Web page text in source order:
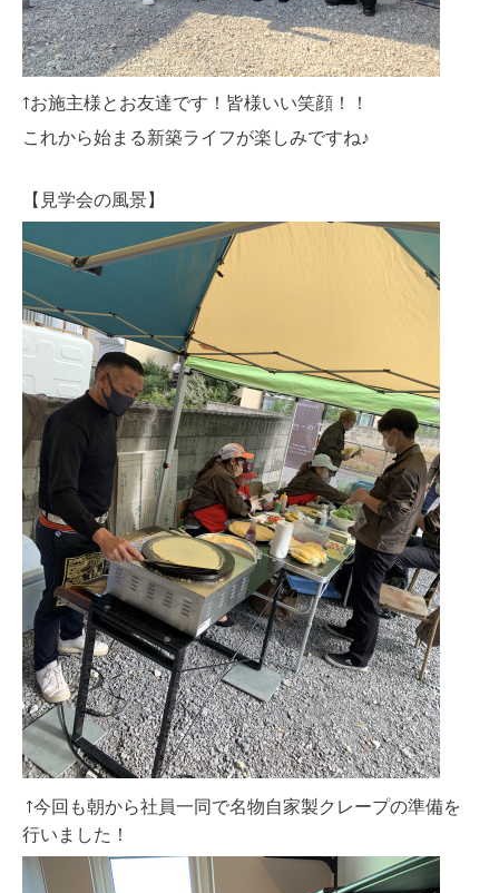
↑お施主様とお友達です！皆様いい笑顔！！
これから始まる新築ライフが楽しみですね♪
【見学会の風景】
↑今回も朝から社員一同で名物自家製クレープの準備を
行いました！